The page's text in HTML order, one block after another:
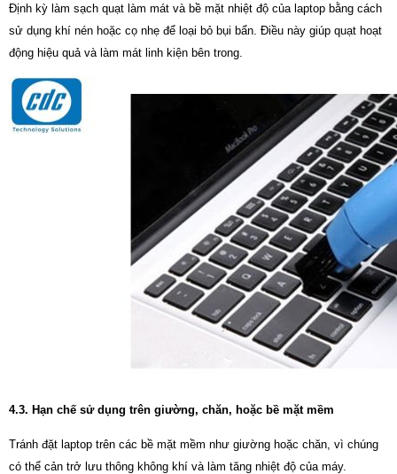
Định kỳ làm sạch quạt làm mát và bề mặt nhiệt độ của laptop bằng cách
sử dụng khí nén hoặc cọ nhẹ để loại bỏ bụi bẩn. Điều này giúp quạt hoạt
động hiệu quả và làm mát linh kiện bên trong.
4.3. Hạn chế sử dụng trên giường, chăn, hoặc bề mặt mềm
Tránh đặt laptop trên các bề mặt mềm như giường hoặc chăn, vì chúng
có thể cản trở lưu thông không khí và làm tăng nhiệt độ của máy.